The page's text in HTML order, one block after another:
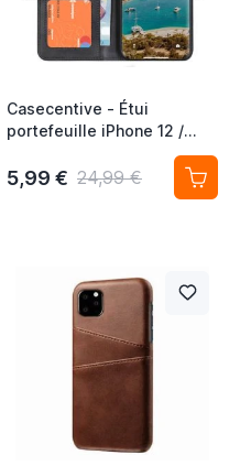
Casecentive - Étui
portefeuille iPhone 12 /
iPhone 12 Pro magnétique -
Noir
5,99 € 24,99 €